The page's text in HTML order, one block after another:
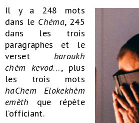
Il y a 248 mots
dans le Chéma, 245
dans les trois
paragraphes et le
verset baroukh
chèm kevod…, plus
les trois mots
haChem Elokekhèm
emèth que répète
l’officiant.